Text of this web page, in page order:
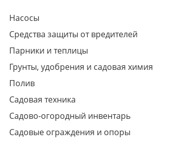
Насосы
Средства защиты от вредителей
Парники и теплицы
Грунты, удобрения и садовая химия
Полив
Садовая техника
Садово-огородный инвентарь
Садовые ограждения и опоры
клиентов всех банков
оплату
части
без переплат
График платежей
Сегодня